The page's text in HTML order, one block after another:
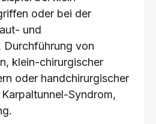
oder bei der
und
Durchführung von
klein-chirurgischer
oder handchirurgischer
Syndrom,